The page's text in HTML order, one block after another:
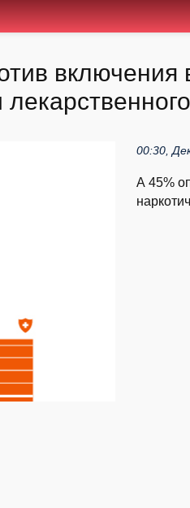
00:30,
А 45%